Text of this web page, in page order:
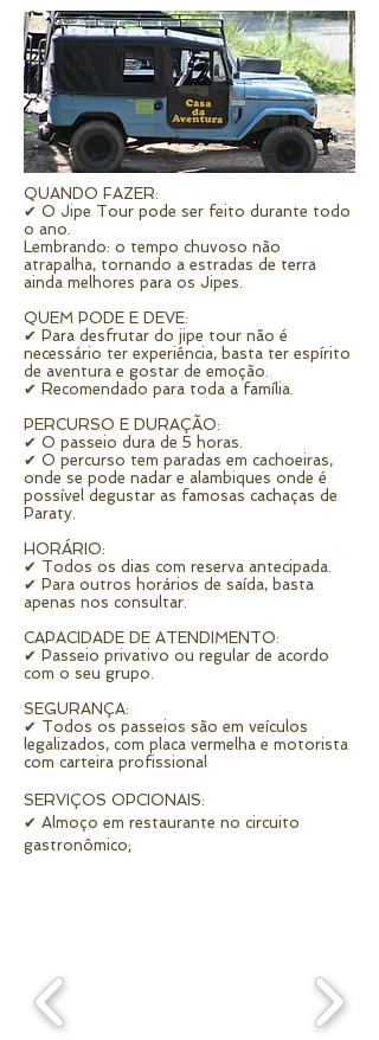
QUANDO FAZER:
✔ O Jipe Tour pode ser feito durante todo
o ano.
Lembrando: o tempo chuvoso não
atrapalha, tornando a estradas de terra
ainda melhores para os Jipes.
QUEM PODE E DEVE:
✔ Para desfrutar do jipe tour não é
necessário ter experiência, basta ter espírito
de aventura e gostar de emoção.
✔ Recomendado para toda a família.
PERCURSO E DURAÇÃO:
✔ O passeio dura de 5 horas.
✔ O percurso tem paradas em cachoeiras,
onde se pode nadar e alambiques onde é
possível degustar as famosas cachaças de
Paraty.
HORÁRIO:
✔ Todos os dias com reserva antecipada.
✔ Para outros horários de saída, basta
apenas nos consultar.
CAPACIDADE DE ATENDIMENTO:
✔ Passeio privativo ou regular de acordo
com o seu grupo.
SEGURANÇA:
✔ Todos os passeios são em veículos
legalizados, com placa vermelha e motorista
com carteira profissional
SERVIÇOS OPCIONAIS:
✔ Almoço em restaurante no circuito
gastronômico;